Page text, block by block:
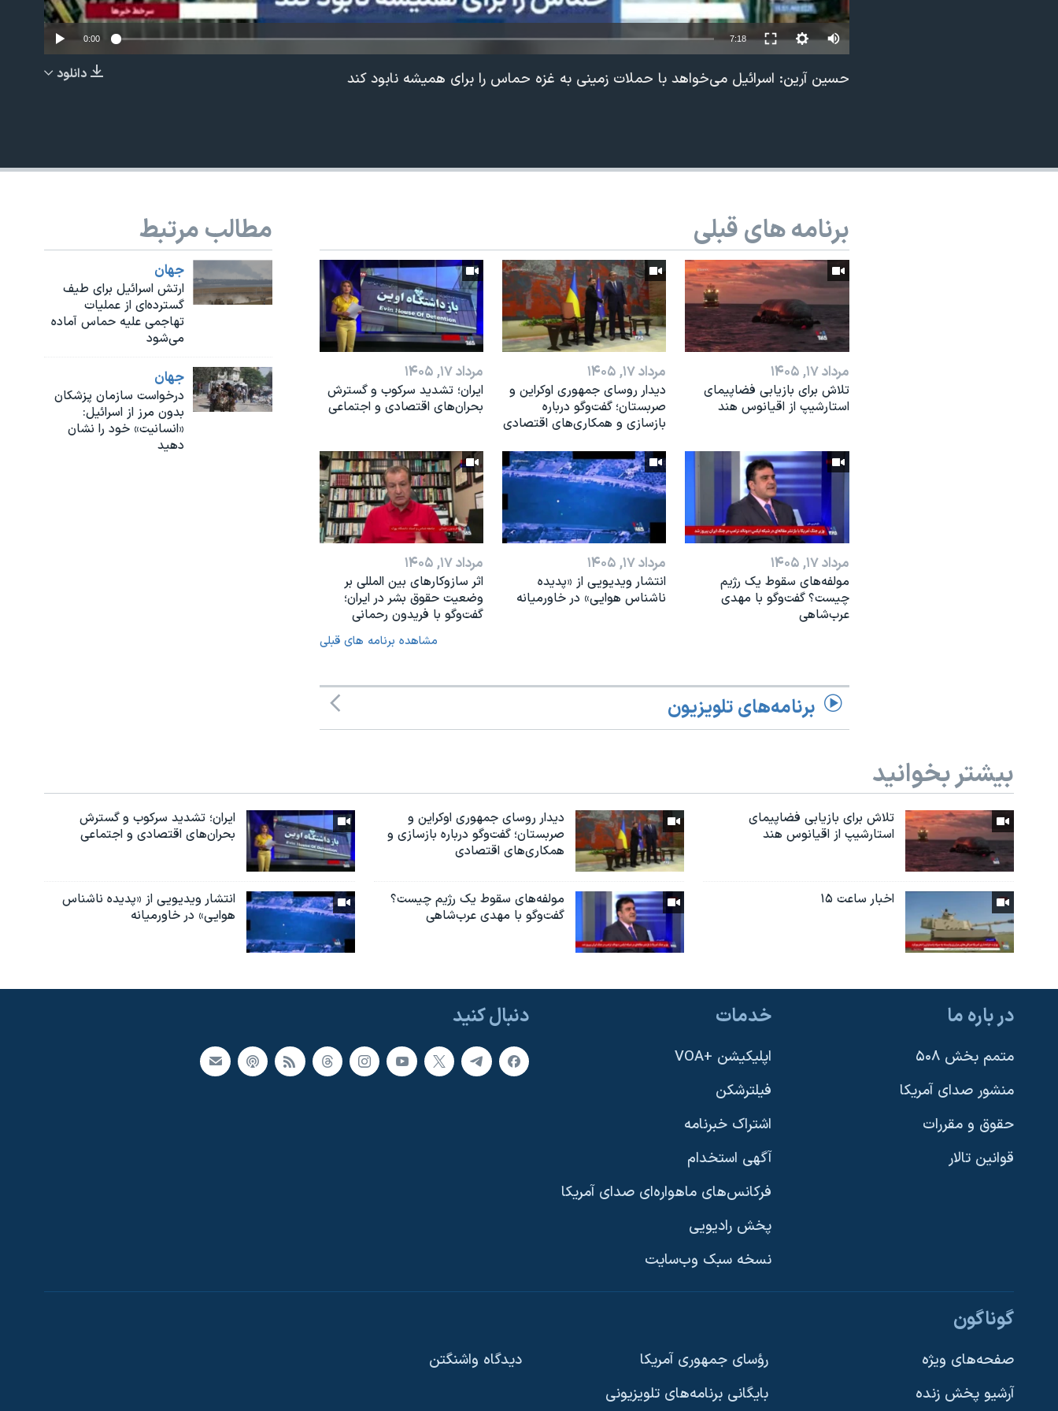
دنبال کنید
زبانهای مختلف
EMBED
0:00 7:18
دانلود حسین آرین: اسرائیل می‌خواهد با حملات زمینی به غزه حماس را برای همیشه نابود کند
مطالب مرتبط
جهان
ارتش اسرائیل برای طیف
گسترده‌ای از عملیات
تهاجمی علیه حماس آماده
می‌شود
جهان
درخواست سازمان پزشکان
بدون مرز از اسرائیل:
«انسانیت» خود را نشان
دهید
برنامه های قبلی
مرداد ۱۷, ۱۴۰۵
تلاش برای بازیابی فضاپیمای
استارشیپ از اقیانوس هند
مرداد ۱۷, ۱۴۰۵
دیدار روسای جمهوری اوکراین و
صربستان؛ گفت‌وگو درباره
بازسازی و همکاری‌های اقتصادی
مرداد ۱۷, ۱۴۰۵
ایران؛ تشدید سرکوب و گسترش
بحران‌های اقتصادی و اجتماعی
مرداد ۱۷, ۱۴۰۵
مولفه‌های سقوط یک رژیم
چیست؟ گفت‌وگو با مهدی
عرب‌شاهی
مرداد ۱۷, ۱۴۰۵
انتشار ویدیویی از «پدیده‌
ناشناس هوایی» در خاورمیانه
مرداد ۱۷, ۱۴۰۵
اثر ساز‌و‌کارهای بین المللی بر
وضعیت حقوق بشر در ایران؛
گفت‌وگو با فریدون رحمانی
مشاهده برنامه های قبلی
برنامه‌های تلویزیون
بیشتر بخوانید
تلاش برای بازیابی فضاپیمای
استارشیپ از اقیانوس هند
دیدار روسای جمهوری اوکراین و
صربستان؛ گفت‌وگو درباره بازسازی و
همکاری‌های اقتصادی
ایران؛ تشدید سرکوب و گسترش
بحران‌های اقتصادی و اجتماعی
اخبار ساعت ۱۵
مولفه‌های سقوط یک رژیم چیست؟
گفت‌وگو با مهدی عرب‌شاهی
انتشار ویدیویی از «پدیده‌ ناشناس
هوایی» در خاورمیانه
دنبال کنید در باره ما
متمم بخش ۵۰۸
منشور صدای آمریکا
حقوق و مقررات
قوانین تالار
خدمات
اپلیکیشن +VOA
فیلترشکن
اشتراک خبرنامه
آگهی استخدام
فرکانس‌های ماهواره‌ای صدای آمریکا
پخش رادیویی
نسخه سبک وب‌سایت
گوناگون
صفحه‌های ویژه
آرشیو پخش زنده
رؤسای جمهوری آمریکا
بایگانی برنامه‌های تلویزیونی
دیدگاه‌ واشنگتن